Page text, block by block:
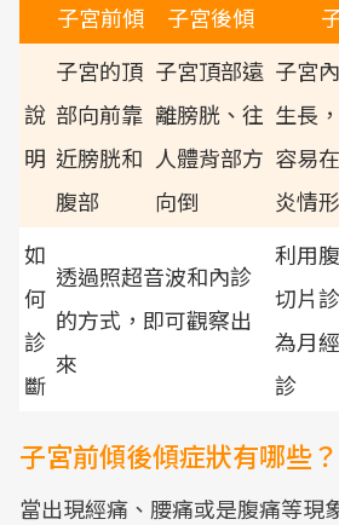
子宮前傾 子宮後傾
說
明
子宮的頂
部向前靠
近膀胱和
腹部
子宮頂部遠
離膀胱、往
人體背部方
向倒
子宮
生長
容易
炎情形
如
何
診
斷
透過照超音波和內診
的方式，即可觀察出
來
利用
切片
為月
診
子宮前傾後傾症狀有哪些
當出現經痛、腰痛或是腹痛等現